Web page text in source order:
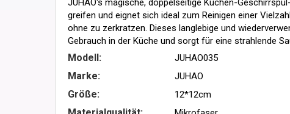
JUHAO's magische, doppelseitige Küchen-
greifen und eignet sich ideal zum Reinigen einer
ohne zu zerkratzen. Dieses langlebige und
Gebrauch in der Küche und sorgt für eine strahlende
Modell: JUHAO035
Marke: JUHAO
Größe: 12*12cm